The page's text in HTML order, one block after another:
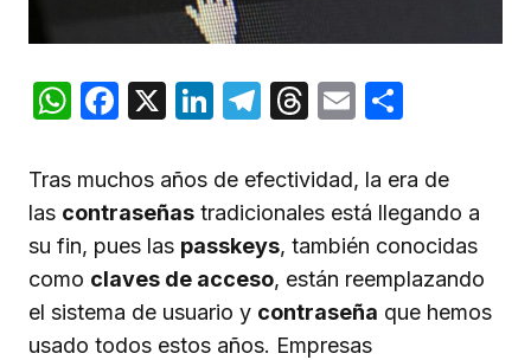
WhatsApp
Facebook
X LinkedIn
Telegram
Threads
Email
Tras muchos años de efectividad, la era de
las contraseñas tradicionales está llegando a
su fin, pues las passkeys, también conocidas
como claves de acceso, están reemplazando
el sistema de usuario y contraseña que hemos
usado todos estos años. Empresas